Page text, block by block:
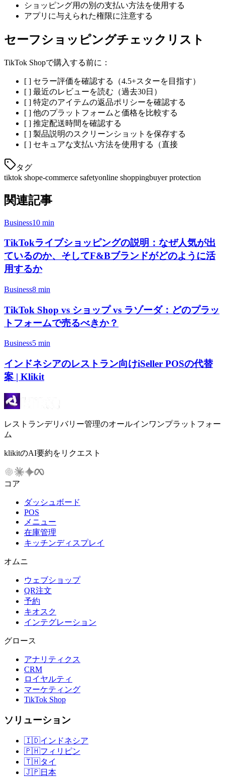
ショッピング用の別の支払い方法を使用する
アプリに与えられた権限に注意する
セーフショッピングチェックリスト
TikTok Shopで購入する前に：
[ ] セラー評価を確認する（4.5+スターを目指す）
[ ] 最近のレビューを読む（過去30日）
[ ] 特定のアイテムの返品ポリシーを確認する
[ ] 他のプラットフォームと価格を比較する
[ ] 推定配送時間を確認する
[ ] 製品説明のスクリーンショットを保存する
[ ] セキュアな支払い方法を使用する（直接
タグ
tiktok shope-commerce safetyonline shoppingbuyer protection
関連記事
Business10 min
TikTokライブショッピングの説明：なぜ人気が出
ているのか、そしてF&Bブランドがどのように活
用するか
Business8 min
TikTok Shop vs ショップ vs ラゾーダ：どのプラッ
トフォームで売るべきか？
Business5 min
インドネシアのレストラン向けiSeller POSの代替
案 | Klikit
レストランデリバリー管理のオールインワンプラットフォー
ム
klikitのAI要約をリクエスト
コア
ダッシュボード
POS
メニュー
在庫管理
キッチンディスプレイ
オムニ
ウェブショップ
QR注文
予約
キオスク
インテグレーション
グロース
アナリティクス
CRM
ロイヤルティ
マーケティング
TikTok Shop
ソリューション
🇮🇩インドネシア
🇵🇭フィリピン
🇹🇭タイ
🇯🇵日本